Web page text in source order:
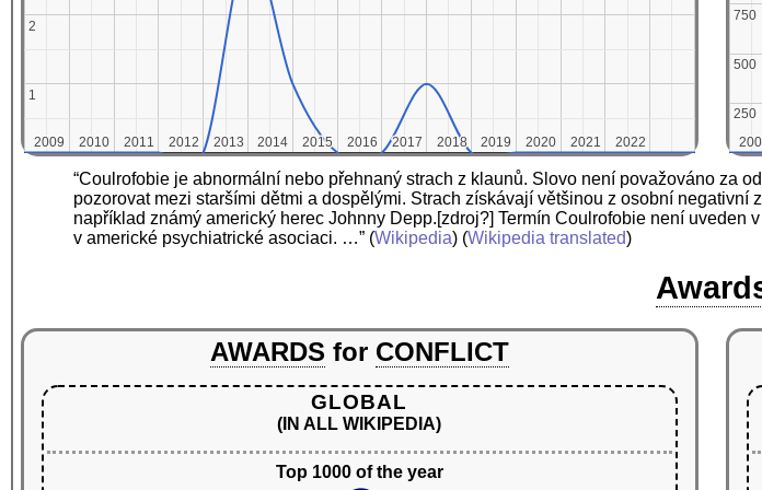
2009
2009 2010
2010 2011
2011 2012
2012 2013
2013 2014
2014 2015
2015 2016
2016 2017
2017 2018
2018 2019
2019 2020
2020 2021
2021 2022
2022
11
2
2
250
250
500
500
750
750
“Coulrofobie je abnormální nebo přehnaný strach z klaunů. Slovo není považováno za
pozorovat mezi staršími dětmi a dospělými. Strach získávají většinou z osobní
například známý americký herec Johnny Depp.[zdroj?] Termín Coulrofobie není
v americké psychiatrické asociaci. …” (Wikipedia) (Wikipedia translated)
AWARDS for CONFLICT
GLOBAL
(IN ALL WIKIPEDIA)
Top 1000 of the year